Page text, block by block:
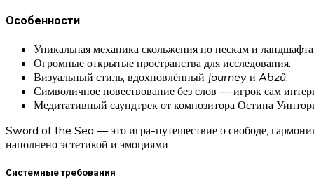
Особенности
Уникальная механика скольжения по пескам и
Огромные открытые пространства для исследования.
Визуальный стиль, вдохновлённый Journey и Abzû.
Символичное повествование без слов — игрок сам
Медитативный саундтрек от композитора Остина
Sword of the Sea — это игра-путешествие о свободе,
наполнено эстетикой и эмоциями.
Системные требования